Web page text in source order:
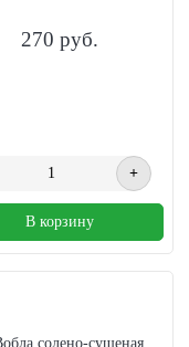
270 руб.
+
В корзину